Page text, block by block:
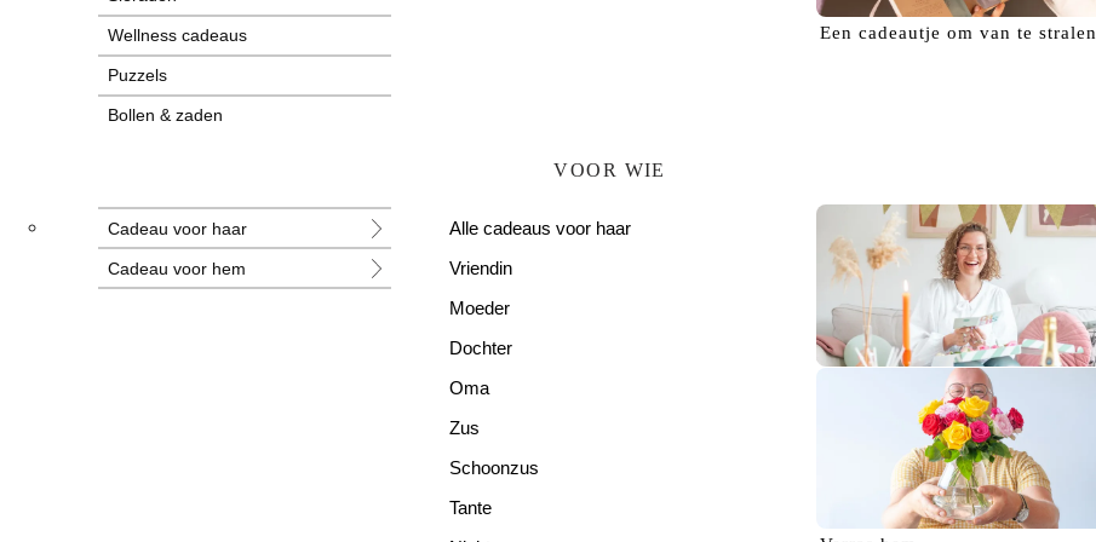
Wellness cadeaus
Puzzels
Bollen & zaden
Nieuwe cadeaus
Alle cadeaus
Eencadeautje om van te stralen
VOOR WIE
Cadeau voor haar
Cadeau voor hem
Alle cadeaus voor haar
Vriendin
Moeder
Dochter
Oma
Zus
Schoonzus
Tante